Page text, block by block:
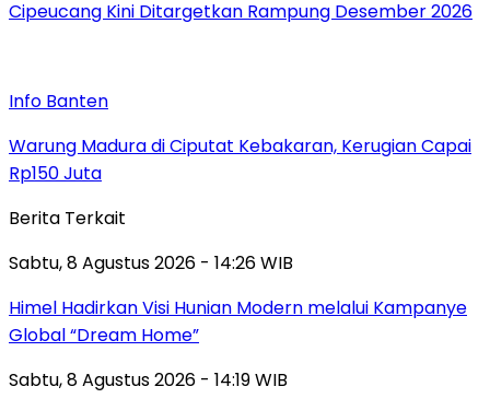
Cipeucang Kini Ditargetkan Rampung Desember 2026
Info Banten
Warung Madura di Ciputat Kebakaran, Kerugian Capai
Rp150 Juta
Berita Terkait
Sabtu, 8 Agustus 2026 - 14:26 WIB
Himel Hadirkan Visi Hunian Modern melalui Kampanye
Global “Dream Home”
Sabtu, 8 Agustus 2026 - 14:19 WIB